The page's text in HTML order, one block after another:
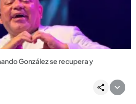
Noticia
González se recupera y